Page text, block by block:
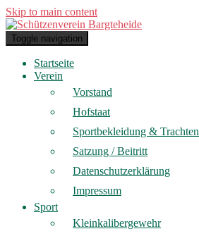
Skip to main content
Toggle navigation
Startseite
Verein
Vorstand
Hofstaat
Sportbekleidung & Trachten
Satzung / Beitritt
Datenschutzerklärung
Impressum
Sport
Kleinkalibergewehr